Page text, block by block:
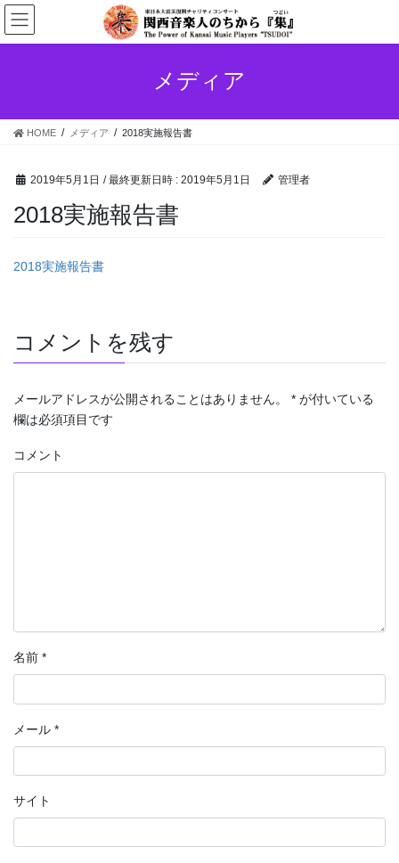
コ
ン
テ
ス
ナ
ビ
ゲ
ン
メディア
HOME メディア 2018実施報告書
2019年5月1日 / 最終更新日時 : 2019年5月1日 管理者
2018実施報告書
2018実施報告書
コメントを残す
メールアドレスが公開されることはありません。 * が付いている
欄は必須項目です
コメント
名前 *
メール *
サイト